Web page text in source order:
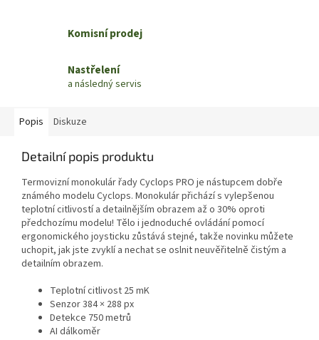
Komisní prodej
Nastřelení
a následný servis
Popis Diskuze
Detailní popis produktu
Termovizní monokulár řady Cyclops PRO je nástupcem dobře
známého modelu Cyclops. Monokulár přichází s vylepšenou
teplotní citlivostí a detailnějším obrazem až o 30% oproti
předchozímu modelu! Tělo i jednoduché ovládání pomocí
ergonomického joysticku zůstává stejné, takže novinku můžete
uchopit, jak jste zvyklí a nechat se oslnit neuvěřitelně čistým a
detailním obrazem.
Teplotní citlivost 25 mK
Senzor 384 × 288 px
Detekce 750 metrů
AI dálkoměr